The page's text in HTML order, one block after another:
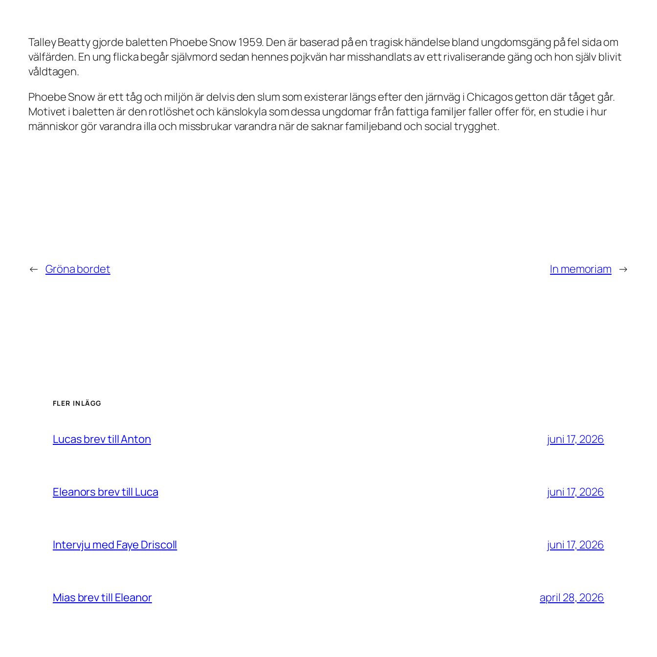
Talley Beatty gjorde baletten Phoebe Snow 1959. Den är baserad på en tragisk händelse bland ungdomsgäng på fel sida om
välfärden. En ung flicka begår självmord sedan hennes pojkvän har misshandlats av ett rivaliserande gäng och hon själv blivit
våldtagen.
Phoebe Snow är ett tåg och miljön är delvis den slum som existerar längs efter den järnväg i Chicagos getton där tåget går.
Motivet i baletten är den rotlöshet och känslokyla som dessa ungdomar från fattiga familjer faller offer för, en studie i hur
människor gör varandra illa och missbrukar varandra när de saknar familjeband och social trygghet.
← Gröna bordet In memoriam →
FLER INLÄGG
Lucas brev till Anton juni 17, 2026
Eleanors brev till Luca juni 17, 2026
Intervju med Faye Driscoll juni 17, 2026
Mias brev till Eleanor april 28, 2026